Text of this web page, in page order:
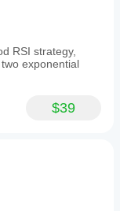
RSI strategy,
exponential
$39